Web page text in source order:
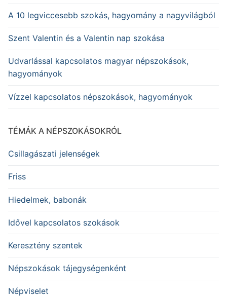
A 10 legviccesebb szokás, hagyomány a nagyvilágból
Szent Valentin és a Valentin nap szokása
Udvarlással kapcsolatos magyar népszokások,
hagyományok
Vízzel kapcsolatos népszokások, hagyományok
TÉMÁK A NÉPSZOKÁSOKRÓL
Csillagászati jelenségek
Friss
Hiedelmek, babonák
Idővel kapcsolatos szokások
Keresztény szentek
Népszokások tájegységenként
Népviselet